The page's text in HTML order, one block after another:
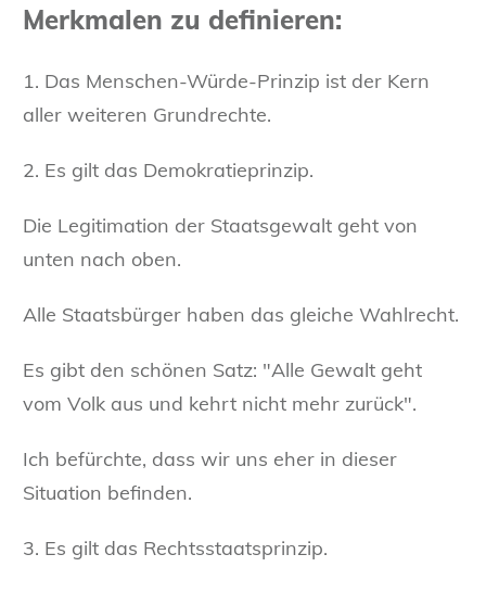
Merkmalen zu definieren:
1. Das Menschen-Würde-Prinzip ist der Kern
aller weiteren Grundrechte.
2. Es gilt das Demokratieprinzip.
Die Legitimation der Staatsgewalt geht von
unten nach oben.
Alle Staatsbürger haben das gleiche Wahlrecht.
Es gibt den schönen Satz: "Alle Gewalt geht
vom Volk aus und kehrt nicht mehr zurück".
Ich befürchte, dass wir uns eher in dieser
Situation befinden.
3. Es gilt das Rechtsstaatsprinzip.